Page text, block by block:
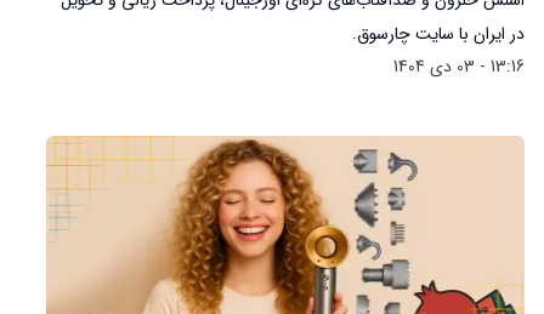
در ایران با سایت چارسوق.
13:16 - 03 دی 1404